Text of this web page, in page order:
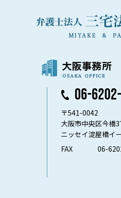
06-
〒541-0042
大阪市中央区今橋
ニッセイ淀屋橋イ
FAX
06-